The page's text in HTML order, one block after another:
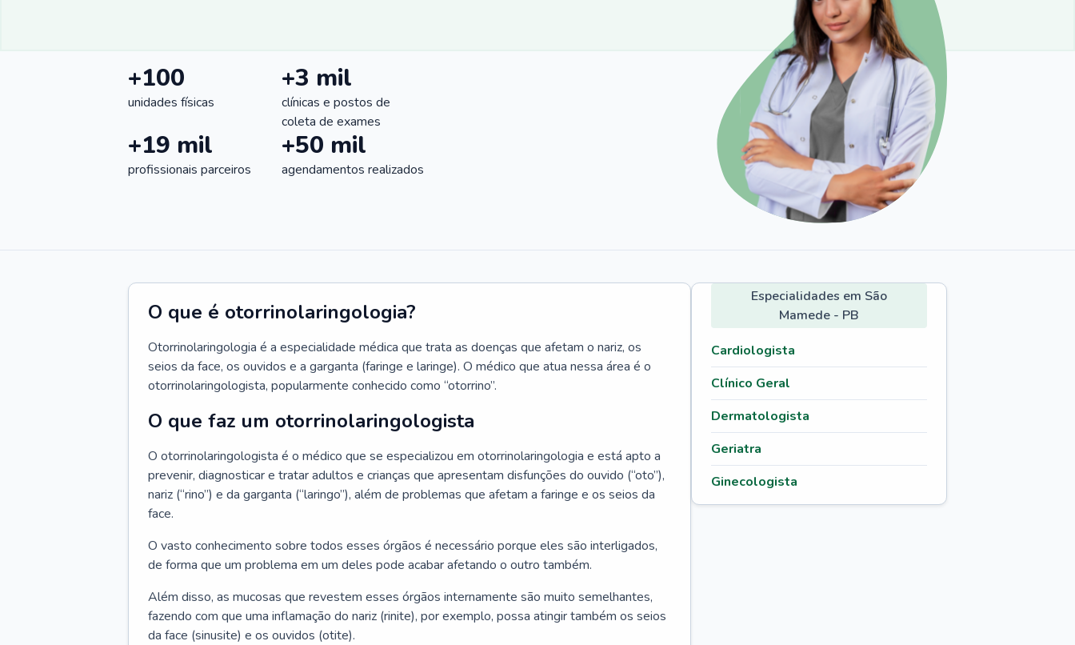
+100
unidades físicas
+3 mil
clínicas e postos de
coleta de exames
+19 mil
profissionais parceiros
+50 mil
agendamentos realizados
O que é otorrinolaringologia?
Otorrinolaringologia é a especialidade médica que trata as doenças que afetam o nariz, os
seios da face, os ouvidos e a garganta (faringe e laringe). O médico que atua nessa área é o
otorrinolaringologista, popularmente conhecido como “otorrino”.
O que faz um otorrinolaringologista
O otorrinolaringologista é o médico que se especializou em otorrinolaringologia e está apto a
prevenir, diagnosticar e tratar adultos e crianças que apresentam disfunções do ouvido (“oto”),
nariz (“rino”) e da garganta (“laringo”), além de problemas que afetam a faringe e os seios da
face.
O vasto conhecimento sobre todos esses órgãos é necessário porque eles são interligados,
de forma que um problema em um deles pode acabar afetando o outro também.
Além disso, as mucosas que revestem esses órgãos internamente são muito semelhantes,
fazendo com que uma inflamação do nariz (rinite), por exemplo, possa atingir também os seios
da face (sinusite) e os ouvidos (otite).
Especialidades em São
Mamede - PB
Cardiologista
Clínico Geral
Dermatologista
Geriatra
Ginecologista